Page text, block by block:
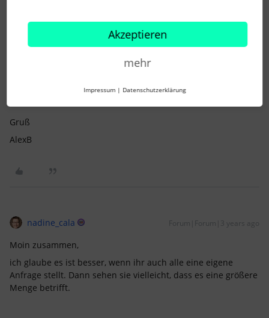
AlexB Forum|Forum|3 years ago
Moin zusammen,
ich glaube es ist besser, wenn ihr auch alle eine eigene
Gruß
AlexB
nadine_cala Forum|Forum|3 years ago
Moin zusammen,
ich glaube es ist besser, wenn ihr auch alle eine eigene
Anfrage stellt. Dann sehen sie vielleicht, dass es eine größere
Menge betrifft.
Akzeptieren
mehr
Impressum | Datenschutzerklärung